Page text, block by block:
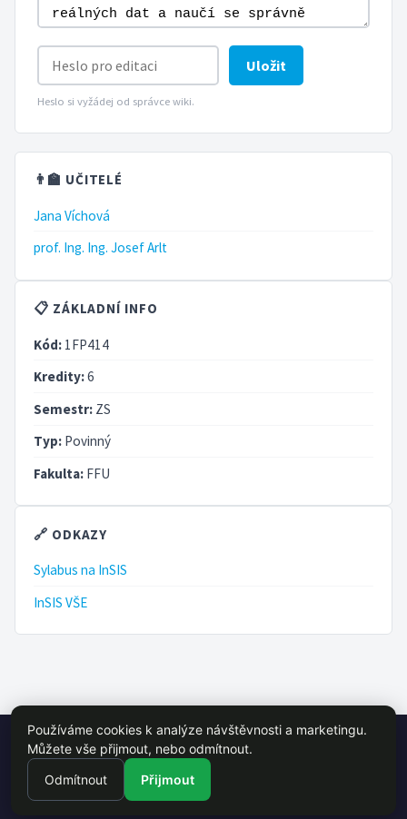
Uložit
Heslo si vyžádej od správce wiki.
👨‍🏫 UČITELÉ
Jana Víchová
prof. Ing. Ing. Josef Arlt
📋 ZÁKLADNÍ INFO
Kód: 1FP414
Kredity:6
Semestr: ZS
Typ: Povinný
Fakulta: FFU
🔗 ODKAZY
Sylabus na InSIS
InSIS VŠE
© 2026 VŠE Wiki - studentský projekt, není oficálně spojen s VŠE
Předměty
Učitelé
Používáme cookies k analýze návštěvnosti a marketingu.
Můžete vše přijmout, nebo odmítnout.
Odmítnout
Přijmout